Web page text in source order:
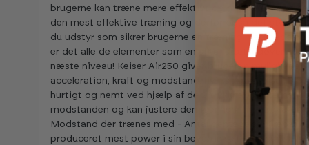
brugerne kan træne mere effektivt og målrettet med
den mest effektive træning og derfor også det største
du udstyr som sikrer brugerne en træning med både
er det alle de elementer som en elite idrætsudøver
næste niveau! Keiser Air250 giver brugeren
acceleration, kraft og modstand, hvilket gør Keiser
hurtigt og nemt ved hjælp af de 2 trykknapper på
modstanden og kan justere den igennem hele
Modstand der trænes med - Antal gentagelser (reps) -
produceret mest power i sin bevægelse) - Procent af